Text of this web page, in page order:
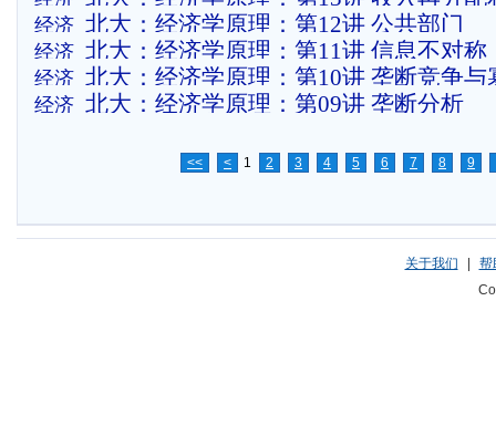
析
经济 北大：经济学原理：第12讲 公共部门
经济 北大：经济学原理：第11讲 信息不对称
权
经济 北大：经济学原理：第10讲 垄断竞争与
经济 北大：经济学原理：第09讲 垄断分析
<< < 1 2 3 4 5 6 7 8 9
关于我们 |
帮